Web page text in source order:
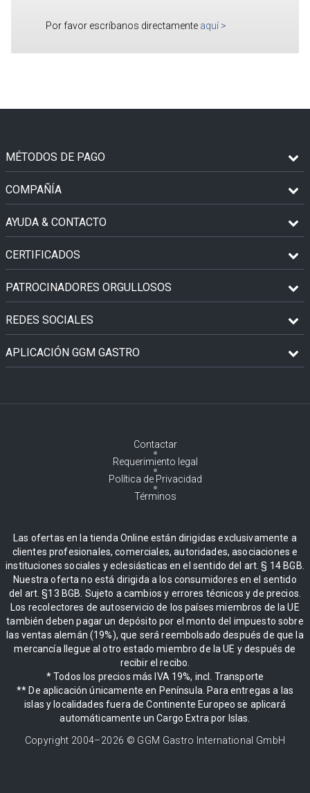
Por favor escríbanos directamente aquí >
MÉTODOS DE PAGO
COMPAÑÍA
AYUDA & CONTACTO
CERTIFICADOS
PATROCINADORES ORGULLOSOS
REDES SOCIALES
APLICACIÓN GGM GASTRO
Contactar
Requerimiento legal
Política de Privacidad
Términos
Las ofertas en la tienda Online están dirigidas exclusivamente a
clientes profesionales, comerciales, autoridades, asociaciones e
instituciones sociales y eclesiásticas en el sentido del art. § 14 BGB.
Nuestra oferta no está dirigida a los consumidores en el sentido
del art. §13 BGB. Sujeto a cambios y errores técnicos y de precios.
Los recolectores de autoservicio de los países miembros de la UE
también deben pagar un depósito por el monto del impuesto sobre
las ventas alemán (19%), que será reembolsado después de que la
mercancía llegue al otro estado miembro de la UE y después de
recibir el recibo.
* Todos los precios más IVA 19%, incl. Transporte
** De aplicación únicamente en Península. Para entregas a las
islas y localidades fuera de Continente Europeo se aplicará
automáticamente un Cargo Extra por Islas.
Copyright 2004–2026 © GGM Gastro International GmbH